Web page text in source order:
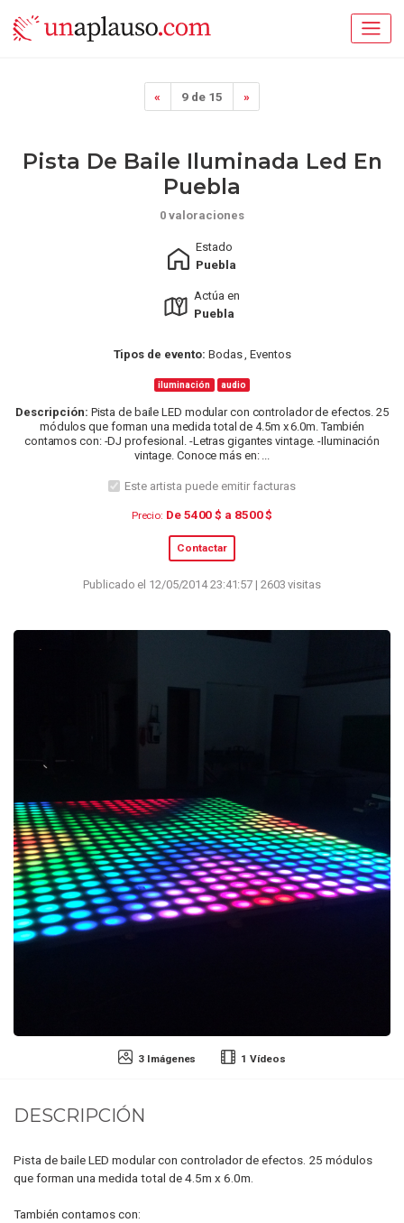
« 9 de 15 »
3 Imágenes 1 Vídeos
Pista De Baile Iluminada Led En
Puebla
0 valoraciones
Estado
Puebla
Actúa en
Puebla
Tipos de evento: Bodas , Eventos
iluminación audio
Descripción: Pista de baile LED modular con controlador de efectos. 25
módulos que forman una medida total de 4.5m x 6.0m. También
contamos con: -DJ profesional. -Letras gigantes vintage. -Iluminación
vintage. Conoce más en: ...
Este artista puede emitir facturas
Precio: De 5400 $ a 8500 $
Contactar
Publicado el 12/05/2014 23:41:57 | 2603 visitas
DESCRIPCIÓN
Pista de baile LED modular con controlador de efectos. 25 módulos
que forman una medida total de 4.5m x 6.0m.
También contamos con: